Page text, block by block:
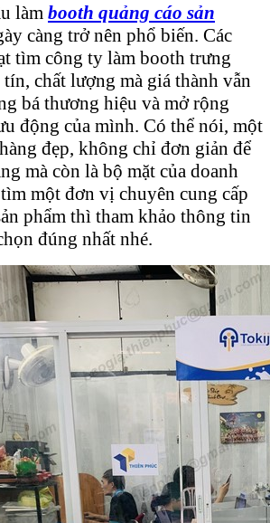
làm booth quảng cáo sản
càng trở nên phổ biến. Các
tìm công ty làm booth trưng
chất lượng mà giá thành vẫn
bá thương hiệu và mở rộng
động của mình. Có thể nói, một
đẹp, không chỉ đơn giản để
mà còn là bộ mặt của doanh
một đơn vị chuyên cung cấp
phẩm thì tham khảo thông tin
đúng nhất nhé.